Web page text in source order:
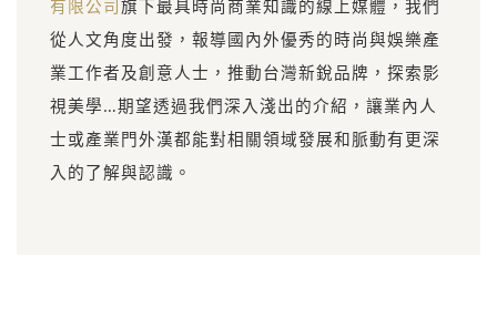
有限公司旗下最具時尚商業知識的線上媒體，我們
從人文角度出發，報導國內外優秀的時尚與娛樂產
業工作者及創意人士，推動台灣新銳品牌，探索影
視美學…期望透過我們深入淺出的介紹，讓業內人
士或產業門外漢都能對相關領域發展和脈動有更深
入的了解與認識。